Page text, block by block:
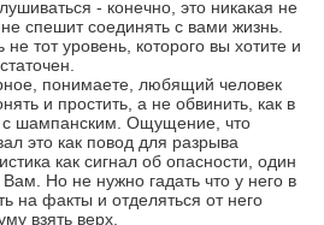
- конечно, это никакая не
спешит соединять с вами жизнь.
тот уровень, которого вы хотите и
понимаете, любящий человек
и простить, а не обвинить, как в
с шампанским. Ощущение, что
это как повод для разрыва
как сигнал об опасности, один
Но не нужно гадать что у него в
на факты и отделяться от него
взять верх.